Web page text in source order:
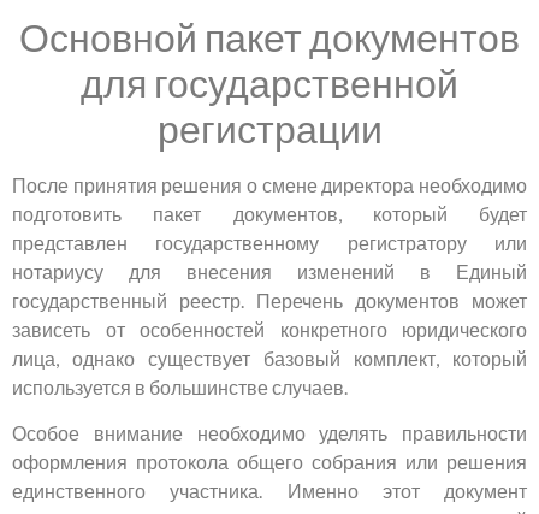
Основной пакет документов
для государственной
регистрации
После принятия решения о смене директора необходимо
подготовить пакет документов, который будет
представлен государственному регистратору или
нотариусу для внесения изменений в Единый
государственный реестр. Перечень документов может
зависеть от особенностей конкретного юридического
лица, однако существует базовый комплект, который
используется в большинстве случаев.
Особое внимание необходимо уделять правильности
оформления протокола общего собрания или решения
единственного участника. Именно этот документ